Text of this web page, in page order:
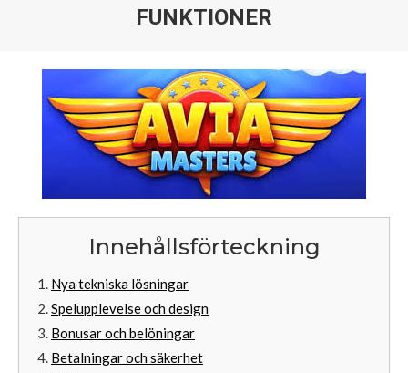
FUNKTIONER
Innehållsförteckning
Nya tekniska lösningar
Spelupplevelse och design
Bonusar och belöningar
Betalningar och säkerhet